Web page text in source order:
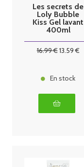
Les secrets de
Loly Bubble
Kiss Gel lavant
400ml
16.99€13.59€
En stock